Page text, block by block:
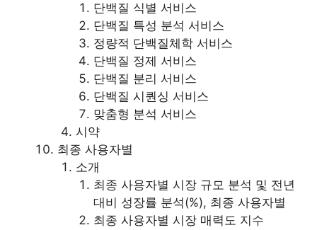
단백질 식별 서비스
단백질 특성 분석 서비스
정량적 단백질체학 서비스
단백질 정제 서비스
단백질 분리 서비스
단백질 시퀀싱 서비스
맞춤형 분석 서비스
시약
최종 사용자별
소개
최종 사용자별 시장 규모 분석 및 전년
대비 성장률 분석(%), 최종 사용자별
최종 사용자별 시장 매력도 지수